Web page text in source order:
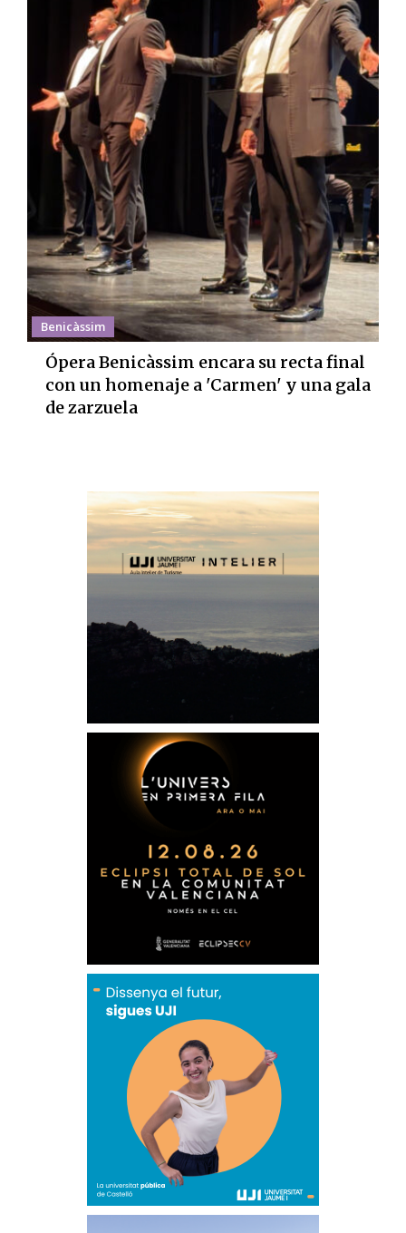
Benicàssim
Ópera Benicàssim encara su recta final
con un homenaje a 'Carmen' y una gala
de zarzuela